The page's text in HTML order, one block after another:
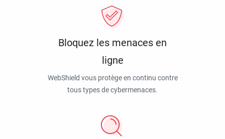
Bloquez les menaces en
ligne
WebShield vous protège en continu contre
tous types de cybermenaces.